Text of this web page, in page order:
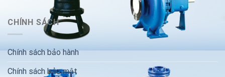
CHÍNH SÁCH
Chính sách bảo hành
Chính sách bảo mật